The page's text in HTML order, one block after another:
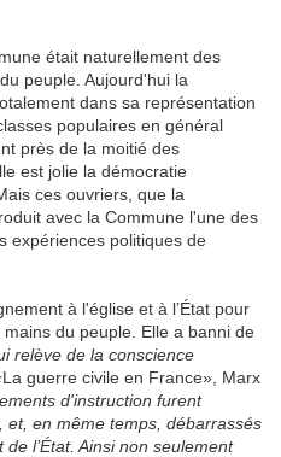
était naturellement des
peuple. Aujourd'hui la
dans sa représentation
populaires en général
près de la moitié des
est jolie la démocratie
ces ouvriers, que la
avec la Commune l'une des
expériences politiques de
à l'église et à l’État pour
du peuple. Elle a banni de
relève de la conscience
La guerre civile en France», Marx
d'instruction furent
en même temps, débarrassés
l’État. Ainsi non seulement